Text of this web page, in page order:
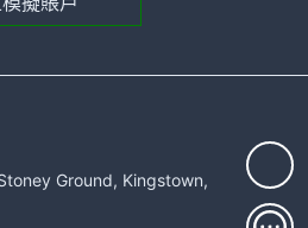
Ground, Kingstown,